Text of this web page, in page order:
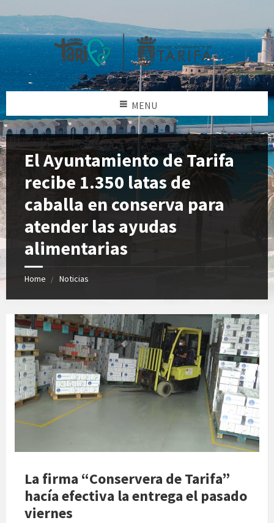
MENU
El Ayuntamiento de Tarifa
recibe 1.350 latas de
caballa en conserva para
atender las ayudas
alimentarias
Home Noticias
La firma “Conservera de Tarifa”
hacía efectiva la entrega el pasado
viernes